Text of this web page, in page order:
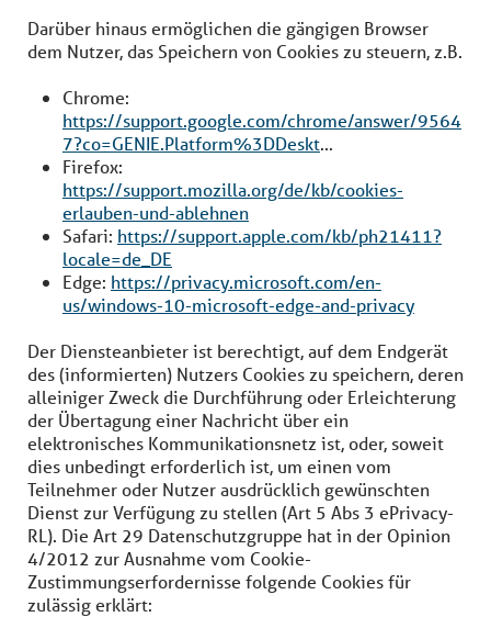
Darüber hinaus ermöglichen die gängigen Browser
dem Nutzer, das Speichern von Cookies zu steuern, z.B.
Chrome:
https://support.google.com/chrome/answer/9564
7?co=GENIE.Platform%3DDeskt...
Firefox:
https://support.mozilla.org/de/kb/cookies-
erlauben-und-ablehnen
Safari: https://support.apple.com/kb/ph21411?
locale=de_DE
Edge: https://privacy.microsoft.com/en-
us/windows-10-microsoft-edge-and-privacy
Der Diensteanbieter ist berechtigt, auf dem Endgerät
des (informierten) Nutzers Cookies zu speichern, deren
alleiniger Zweck die Durchführung oder Erleichterung
der Übertagung einer Nachricht über ein
elektronisches Kommunikationsnetz ist, oder, soweit
dies unbedingt erforderlich ist, um einen vom
Teilnehmer oder Nutzer ausdrücklich gewünschten
Dienst zur Verfügung zu stellen (Art 5 Abs 3 ePrivacy-
RL). Die Art 29 Datenschutzgruppe hat in der Opinion
4/2012 zur Ausnahme vom Cookie-
Zustimmungserfordernisse folgende Cookies für
zulässig erklärt: